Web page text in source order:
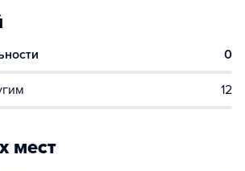
0
12
мест